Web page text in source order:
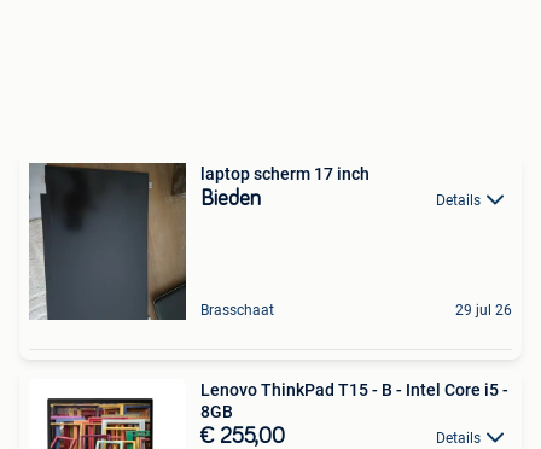
laptop scherm 17 inch
Bieden Details
Brasschaat 29 jul 26
Lenovo ThinkPad T15 - B - Intel Core i5 -
8GB
€ 255,00 Details